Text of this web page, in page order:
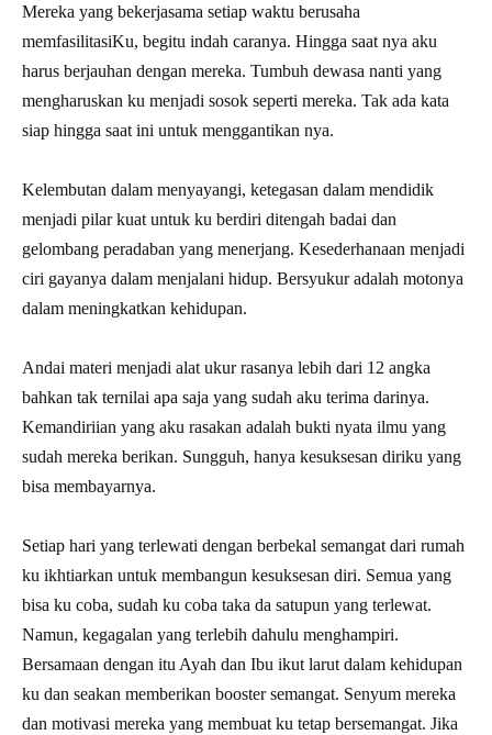
Mereka yang bekerjasama setiap waktu berusaha
memfasilitasiKu, begitu indah caranya. Hingga saat nya aku
harus berjauhan dengan mereka. Tumbuh dewasa nanti yang
mengharuskan ku menjadi sosok seperti mereka. Tak ada kata
siap hingga saat ini untuk menggantikan nya.
Kelembutan dalam menyayangi, ketegasan dalam mendidik
menjadi pilar kuat untuk ku berdiri ditengah badai dan
gelombang peradaban yang menerjang. Kesederhanaan menjadi
ciri gayanya dalam menjalani hidup. Bersyukur adalah motonya
dalam meningkatkan kehidupan.
Andai materi menjadi alat ukur rasanya lebih dari 12 angka
bahkan tak ternilai apa saja yang sudah aku terima darinya.
Kemandiriian yang aku rasakan adalah bukti nyata ilmu yang
sudah mereka berikan. Sungguh, hanya kesuksesan diriku yang
bisa membayarnya.
Setiap hari yang terlewati dengan berbekal semangat dari rumah
ku ikhtiarkan untuk membangun kesuksesan diri. Semua yang
bisa ku coba, sudah ku coba taka da satupun yang terlewat.
Namun, kegagalan yang terlebih dahulu menghampiri.
Bersamaan dengan itu Ayah dan Ibu ikut larut dalam kehidupan
ku dan seakan memberikan booster semangat. Senyum mereka
dan motivasi mereka yang membuat ku tetap bersemangat. Jika